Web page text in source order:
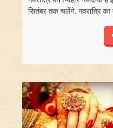
सितंबर तक चलेंगे. नवरात्रि का